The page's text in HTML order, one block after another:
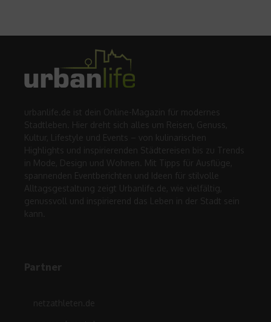
urbanlife.de ist dein Online-Magazin für modernes
Stadtleben. Hier dreht sich alles um Reisen, Genuss,
Kultur, Lifestyle und Events – von kulinarischen
Highlights und inspirierenden Städtereisen bis zu Trends
in Mode, Design und Wohnen. Mit Tipps für Ausflüge,
spannenden Eventberichten und Ideen für stilvolle
Alltagsgestaltung zeigt Urbanlife.de, wie vielfältig,
genussvoll und inspirierend das Leben in der Stadt sein
kann.
Partner
netzathleten.de